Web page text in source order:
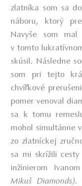
zlatníka som sa
náboru, ktorý
Navyše som mal
v tomto
skúsil. Následne
som pri tejto
chvíľkové
pomer venoval
sa k tomu
mohol simultánne
zo zlatníckej
sa mi skrížili
inžinierom
Mikuš